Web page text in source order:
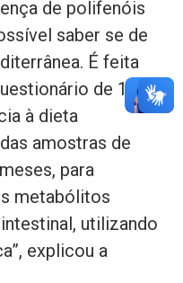
de polifenóis
saber se de
É feita
de 18
à dieta
amostras de
para
metabólitos
utilizando
explicou a